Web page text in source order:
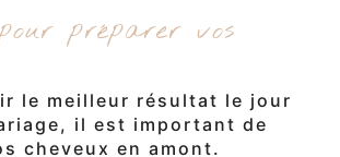
préparer vos
le meilleur résultat le jour
il est important de
cheveux en amont.